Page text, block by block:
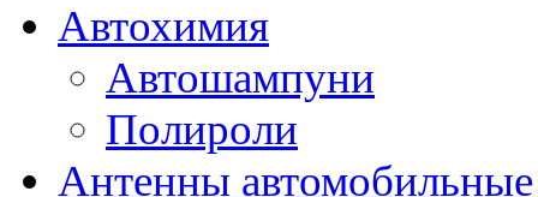
Автохимия
Автошампуни
Полироли
Антенны автомобильные